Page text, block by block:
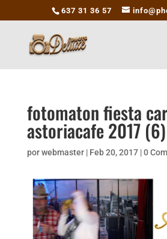
637 31 36 57
fotomaton fiesta
astoriacafe 2017 (6)
porwebmaster| Feb 20, 2017|0